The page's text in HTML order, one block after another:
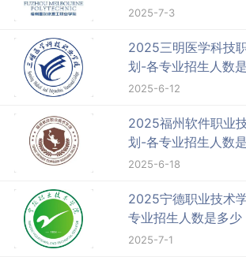
2025-7-3
2025三明医学科技
划-各专业招生人数
2025-6-12
2025福州软件职业
划-各专业招生人数
2025-6-18
2025宁德职业技术
专业招生人数是多少
2025-7-1